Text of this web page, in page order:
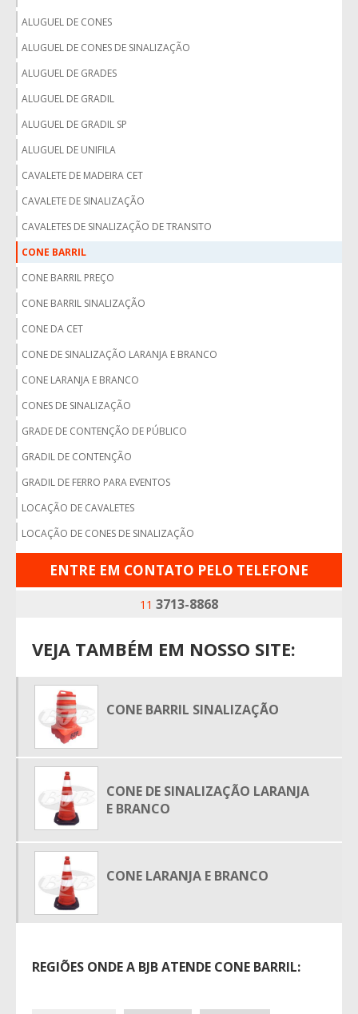
ALUGUEL DE CONES
ALUGUEL DE CONES DE SINALIZAÇÃO
ALUGUEL DE GRADES
ALUGUEL DE GRADIL
ALUGUEL DE GRADIL SP
ALUGUEL DE UNIFILA
CAVALETE DE MADEIRA CET
CAVALETE DE SINALIZAÇÃO
CAVALETES DE SINALIZAÇÃO DE TRANSITO
CONE BARRIL
CONE BARRIL PREÇO
CONE BARRIL SINALIZAÇÃO
CONE DA CET
CONE DE SINALIZAÇÃO LARANJA E BRANCO
CONE LARANJA E BRANCO
CONES DE SINALIZAÇÃO
GRADE DE CONTENÇÃO DE PÚBLICO
GRADIL DE CONTENÇÃO
GRADIL DE FERRO PARA EVENTOS
LOCAÇÃO DE CAVALETES
LOCAÇÃO DE CONES DE SINALIZAÇÃO
LOCAÇÃO DE CONES E CAVALETES
LOCAÇÃO DE GRADES DE CONTENÇÃO
LOCAÇÃO DE GRADES DE ISOLAMENTO
LOCAÇÃO DE GRADES DE PROTEÇÃO
LOCAÇÃO DE GRADES PARA EVENTOS SP
LOCAÇÃO DE GRADIL
LOCAÇÃO DE GRADIL PARA EVENTOS SP
LOCAÇÃO DE SINALIZAÇÃO VIÁRIA
ONDE ALUGAR CAVALETES
UNIFILAS LOCAÇÃO SP
ENTRE EM CONTATO PELO TELEFONE
11 3713-8868
VEJA TAMBÉM EM NOSSO SITE:
CONE BARRIL SINALIZAÇÃO
CONE DE SINALIZAÇÃO LARANJA
E BRANCO
CONE LARANJA E BRANCO
REGIÕES ONDE A BJB ATENDE CONE BARRIL: